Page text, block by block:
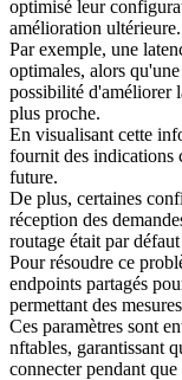
optimisé leur
amélioration ultérieure.
Par exemple, une
optimales, alors
possibilité d'améliorer
plus proche.
En visualisant cette
fournit des indications
future.
De plus, certaines
réception des
routage était par
Pour résoudre ce
endpoints partagés
permettant des
Ces paramètres sont
nftables, garantissant
connecter pendant